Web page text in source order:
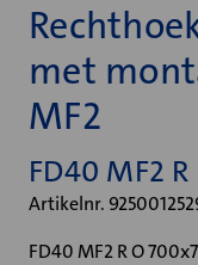
met
MF2
FD40 MF2
Artikelnr.
FD40 MF2 R O